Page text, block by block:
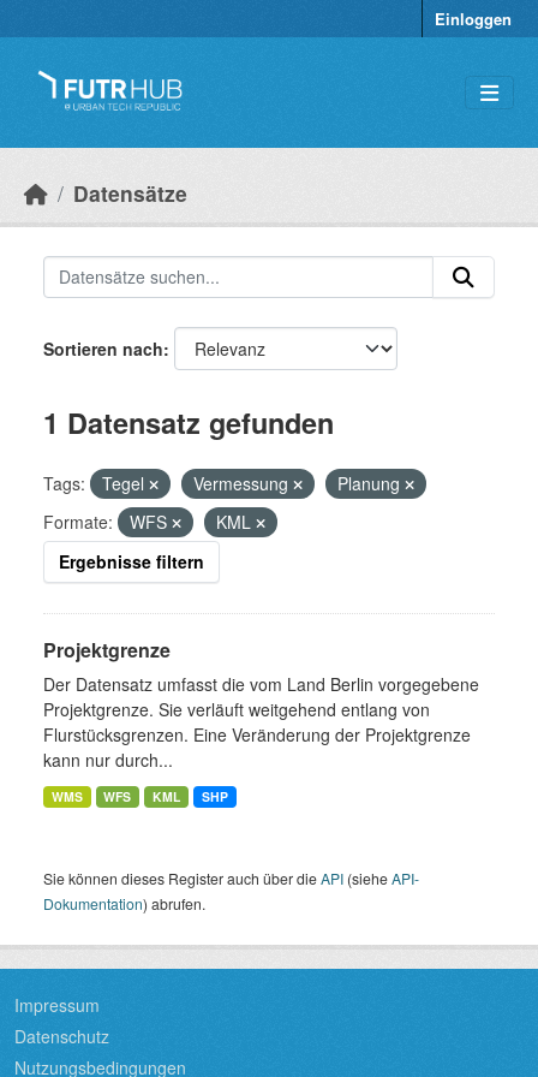
Einloggen
Datensätze
Sortieren nach
1 Datensatz gefunden
Tags: Tegel Vermessung
Planung
Formate:
WFS
KML
Ergebnisse filtern
Projektgrenze
Der Datensatz umfasst die vom Land Berlin vorgegebene
Projektgrenze. Sie verläuft weitgehend entlang von
Flurstücksgrenzen. Eine Veränderung der Projektgrenze
kann nur durch...
WMS WFS KML SHP
Sie können dieses Register auch über dieAPI (sieheAPI-
Dokumentation) abrufen.
Impressum
Datenschutz
Nutzungsbedingungen